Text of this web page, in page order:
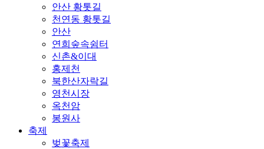
안산 황톳길
천연동 황톳길
안산
연희숲속쉼터
신촌&이대
홍제천
북한산자락길
영천시장
옥천암
봉원사
축제
벚꽃축제